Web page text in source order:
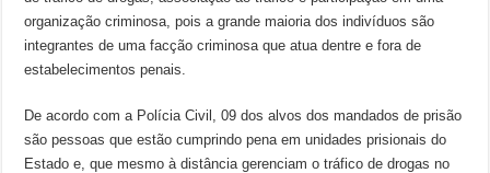
organização criminosa, pois a grande maioria dos indivíduos são
integrantes de uma facção criminosa que atua dentre e fora de
estabelecimentos penais.
De acordo com a Polícia Civil, 09 dos alvos dos mandados de prisão
são pessoas que estão cumprindo pena em unidades prisionais do
Estado e, que mesmo à distância gerenciam o tráfico de drogas no